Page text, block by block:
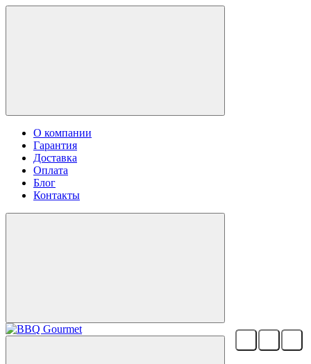
О компании
Гарантия
Доставка
Оплата
Блог
Контакты